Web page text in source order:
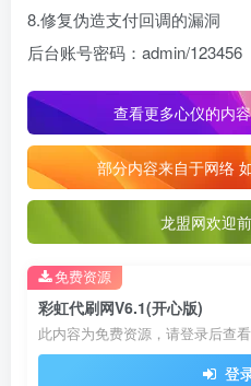
8.修复伪造支付回调的漏洞
后台账号密码：admin/123456
查看更多心仪的内
部分内容来自于网络
龙盟网欢迎
彩虹代刷网V6.1(开心版)
此内容为免费资源，请登录后查看
登
免费资源